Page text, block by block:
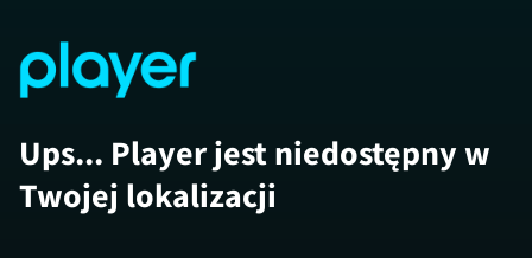
Ups... Player jest niedostępny w
Twojej lokalizacji